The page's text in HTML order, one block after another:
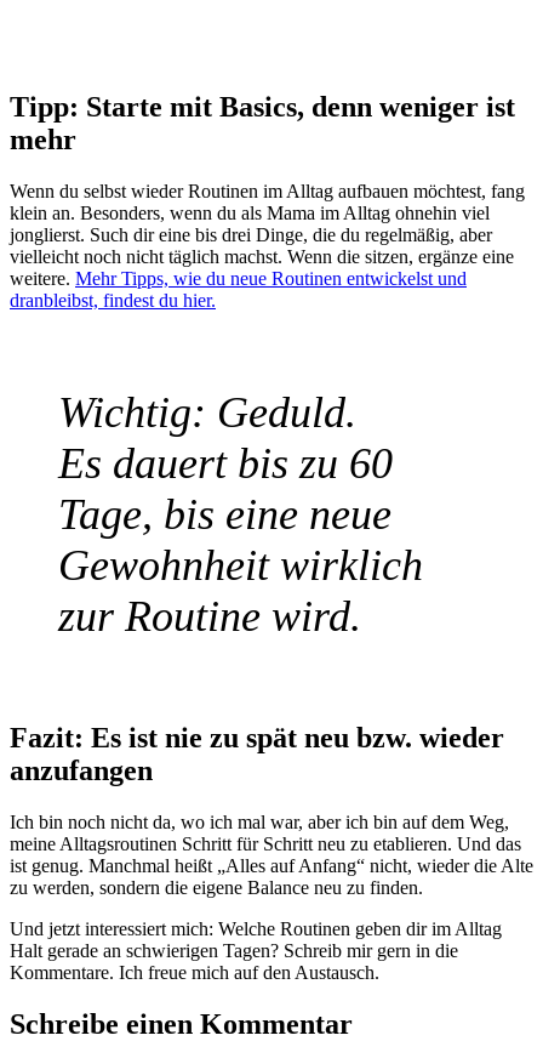
Tipp: Starte mit Basics, denn weniger ist
mehr
Wenn du selbst wieder Routinen im Alltag aufbauen möchtest, fang
klein an. Besonders, wenn du als Mama im Alltag ohnehin viel
jonglierst. Such dir eine bis drei Dinge, die du regelmäßig, aber
vielleicht noch nicht täglich machst. Wenn die sitzen, ergänze eine
weitere. Mehr Tipps, wie du neue Routinen entwickelst und
dranbleibst, findest du hier.
Wichtig: Geduld.
Es dauert bis zu 60
Tage, bis eine neue
Gewohnheit wirklich
zur Routine wird.
Fazit: Es ist nie zu spät neu bzw. wieder
anzufangen
Ich bin noch nicht da, wo ich mal war, aber ich bin auf dem Weg,
meine Alltagsroutinen Schritt für Schritt neu zu etablieren. Und das
ist genug. Manchmal heißt „Alles auf Anfang“ nicht, wieder die Alte
zu werden, sondern die eigene Balance neu zu finden.
Und jetzt interessiert mich: Welche Routinen geben dir im Alltag
Halt gerade an schwierigen Tagen? Schreib mir gern in die
Kommentare. Ich freue mich auf den Austausch.
Schreibe einen Kommentar